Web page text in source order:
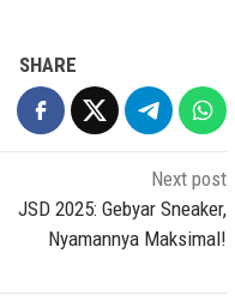
SHARE
Next post
JSD 2025: Gebyar Sneaker,
Nyamannya Maksimal!